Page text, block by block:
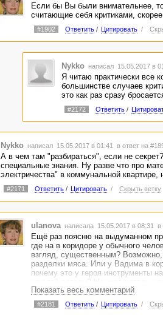
Если бы Вы были внимательнее,
считающие себя критиками, скорее
#1902 Ответить/ Цитировать /
Nykko написал 15.05.2017 в
Я читаю практически все
большинстве случаев
это как раз сразу
#2172 Ответить/
Nykko написал 15.05.2017 в 01:41 в ответ на
А в чем там "разбираться", если не
специальные знания. Ну разве что про
электричества" в коммунальной
#2171 Ответить/ Цитировать / Скрыть ветку
ulanova написала 15.05.2017 в 08:31 в
Ещё раз поясню на выдуманном
где на в коридоре у обычного
взгляд, существенным?
разделки мяса. Или у Вадима в
почему это у героя инструменты
молниеносно - вставлять
постоянно стоит в коридоре,
Показать весь комментарий
#2181 Ответить/ Цитировать /